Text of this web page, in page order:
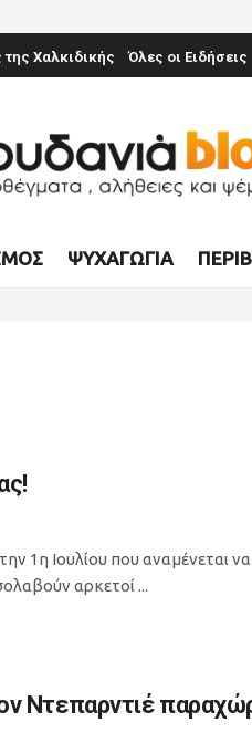
της Χαλκιδικής Όλες οι Ειδήσεις
ΨΥΧΑΓΩΓΊΑ
1η Ιουλίου που αναμένεται
αρκετοί ...
Ντεπαρντιέ